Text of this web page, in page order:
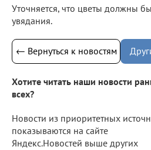
Уточняется, что цветы должны
увядания.
← Вернуться к новостям
Хотите читать наши новости
всех?
Новости из приоритетных
показываются на сайте
Яндекс.Новостей выше других